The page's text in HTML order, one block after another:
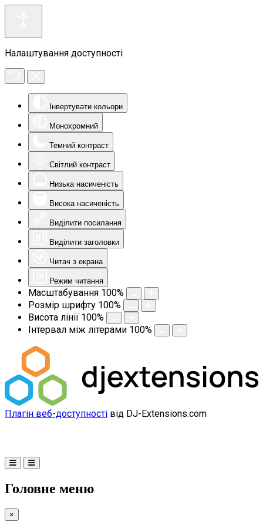
Налаштування доступності
Інвертувати кольори
Монохромний
Темний контраст
Світлий контраст
Низька насиченість
Висока насиченість
Виділити посилання
Виділити заголовки
Читач з екрана
Режим читання
Масштабування 100%
Розмір шрифту 100%
Висота лінії 100%
Інтервал між літерами 100%
Плагін веб-доступності від DJ-Extensions.com
Головне меню
×